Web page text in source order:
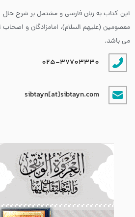
این کتاب به زبان فارسی و مشتمل بر شرح حال
معصومین (علیهم السلام)، امامزادگان و اصحاب
می باشد.
025-37703330
sibtayn[at]sibtayn.com